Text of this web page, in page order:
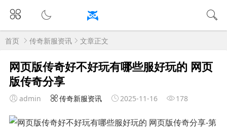
首页 传奇新服资讯 文章正文
网页版传奇好不好玩有哪些服好玩的 网页
版传奇分享
admin 传奇新服资讯 2025-11-16 178